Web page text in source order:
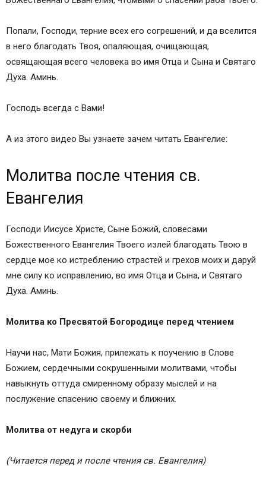
Попали, Господи, терние всех его согрешений, и да вселится
в него благодать Твоя, опаляющая, очищающая,
освящающая всего человека во имя Отца и Сына и Святаго
Духа. Аминь.
Господь всегда с Вами!
А из этого видео Вы узнаете зачем читать Евангелие:
Молитва после чтения св.
Евангелия
Господи Иисусе Христе, Сыне Божий, словесами
Божественного Евангелия Твоего излей благодать Твою в
сердце мое ко истреблению страстей и гре­хов моих и даруй
мне силу ко исправлению, во имя Отца и Сына, и Святаго
Духа. Аминь.
Молитва ко Пресвятой Богородице перед чтением
Научи нас, Мати Божия, прилежать к поуче­нию в Слове
Божием, сердечными сокрушенными молитвами, чтобы
навыкнуть оттуда смиренному образу мыслей и на
послужение спасению своему и ближних.
Молитва от недуга и скорби
(Читается перед и после чтения св. Евангелия)